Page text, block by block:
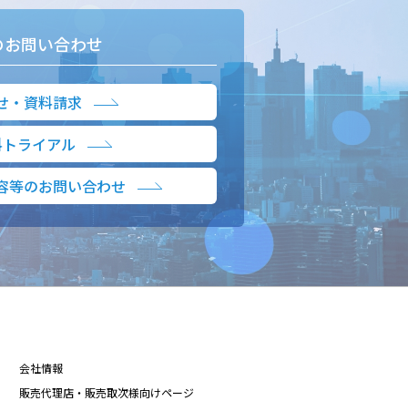
問い合わせ
・資料請求
ライアル
等のお問い合わせ
会社情報
販売代理店・販売取次様向けページ